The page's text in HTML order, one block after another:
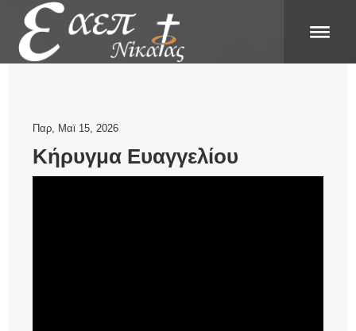
Παρ, Μαϊ 15, 2026
Κήρυγμα Ευαγγελίου